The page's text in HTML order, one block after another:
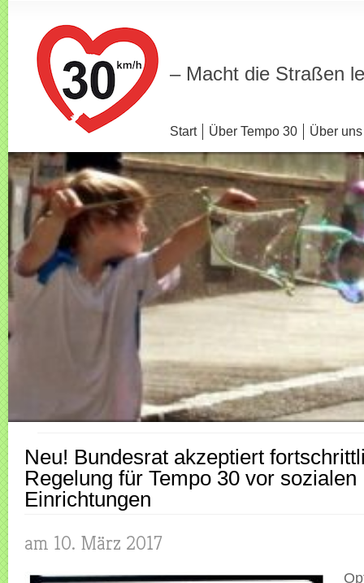
– Macht die Straßen
Start Über Tempo 30 Über uns
Neu! Bundesrat akzeptiert
Regelung für Tempo 30 vor sozialen
Einrichtungen
am 10. März 2017